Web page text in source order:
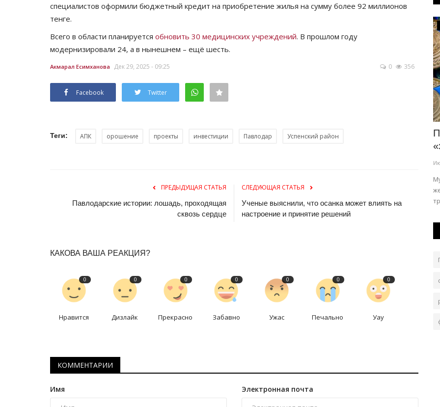
специалистов оформили бюджетный кредит на приобретение жилья на сумму более 92 миллионов
тенге.
Всего в области планируется обновить 30 медицинских учреждений. В прошлом году
модернизировали 24, а в нынешнем – ещё шесть.
Акмарал Есимханова Дек 29, 2025 - 09:25 0 356
Facebook Twitter
Теги: АПК орошение проекты инвестиции Павлодар Успенский район
ПРЕДЫДУЩАЯ СТАТЬЯ
Павлодарские истории: лошадь, проходящая
сквозь сердце
СЛЕДУЮЩАЯ СТАТЬЯ
Ученые выяснили, что осанка может влиять на
настроение и принятие решений
КАКОВА ВАША РЕАКЦИЯ?
0
Нравится
0
Дизлайк
0
Прекрасно
0
Забавно
0
Ужас
0
Печально
0
Уау
КОММЕНТАРИИ
Имя Электронная почта
На павлодарских хоккеистов надели
Павлодарцев пригласили на встречу с